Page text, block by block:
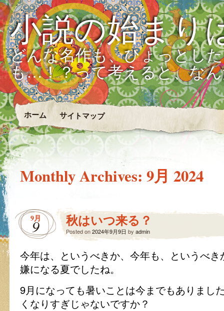
小説の始まり
どんな名作も、ひょっとし
も…！？って考えると、な
ホーム サイトマップ
Monthly Archives: 9月 2024
9月
9 秋はいつ来る？
Posted on2024年9月9日 by admin
今年は、というべきか、今年も、というべ
嫌になる夏でしたね。
9月になっても暑いことは今までもありまし
くなりすぎじゃないですか？